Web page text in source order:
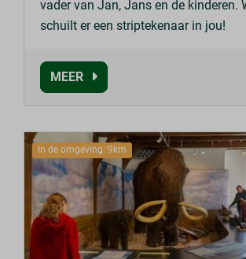
vader van Jan, Jans en de kinderen.
schuilt er een striptekenaar in jou!
MEER
In de omgeving: 9km